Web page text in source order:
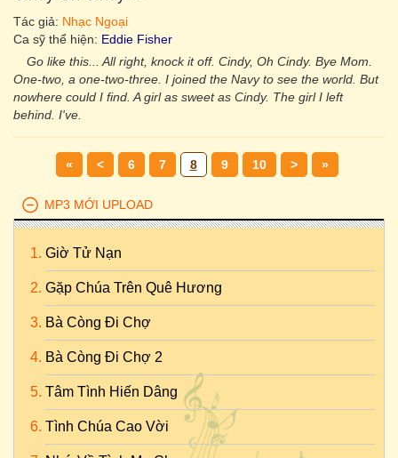
Tác giả: Nhạc Ngoại
Ca sỹ thể hiện: Eddie Fisher
Go like this... All right, knock it off. Cindy, Oh Cindy. Bye Mom.
One-two, a one-two-three. I joined the Navy to see the world. But
nowhere could I find. A girl as sweet as Cindy. The girl I left
behind. I've.
« < 6 7 8 9 10 > »
MP3 MỚI UPLOAD
Giờ Tử Nạn
Gặp Chúa Trên Quê Hương
Bà Còng Đi Chợ
Bà Còng Đi Chợ 2
Tâm Tình Hiến Dâng
Tình Chúa Cao Vời